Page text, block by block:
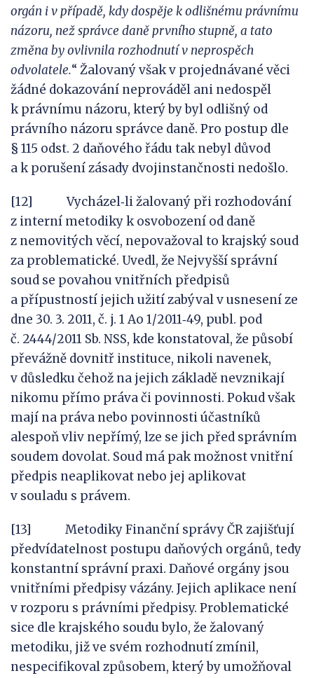
orgán ivpřípadě, kdy dospěje kodlišnému právnímu
názoru, než správce daně prvního stupně, a tato
změna by ovlivnila rozhodnutív neprospěch
odvolatele.“ Žalovaný však v projednávané věci
žádné dokazování neprováděl ani nedospěl
k právnímu názoru, který by byl odlišný od
právního názoru správce daně. Pro postup dle
§ 115 odst. 2 daňového řádu tak nebyl důvod
a k porušení zásady dvojinstančnosti nedošlo.
[12] Vycházel‑li žalovaný při rozhodování
z interní metodiky k osvobození od daně
z nemovitých věcí, nepovažoval to krajský soud
za problematické. Uvedl, že Nejvyšší správní
soud se povahou vnitřních předpisů
a přípustností jejich užití zabýval v usnesení ze
dne 30. 3. 2011, č. j. 1 Ao 1/2011‑49, publ. pod
č. 2444/2011 Sb. NSS, kde konstatoval, že působí
převážně dovnitř instituce, nikoli navenek,
v důsledku čehož na jejich základě nevznikají
nikomu přímo práva či povinnosti. Pokud však
mají na práva nebo povinnosti účastníků
alespoň vliv nepřímý, lze se jich před správním
soudem dovolat. Soud má pak možnost vnitřní
předpis neaplikovat nebo jej aplikovat
v souladu s právem.
[13] Metodiky Finanční správy ČR zajišťují
předvídatelnost postupu daňových orgánů, tedy
konstantní správní praxi. Daňové orgány jsou
vnitřními předpisy vázány. Jejich aplikace není
v rozporu s právními předpisy. Problematické
sice dle krajského soudu bylo, že žalovaný
metodiku, již ve svém rozhodnutí zmínil,
nespecifikoval způsobem, který by umožňoval